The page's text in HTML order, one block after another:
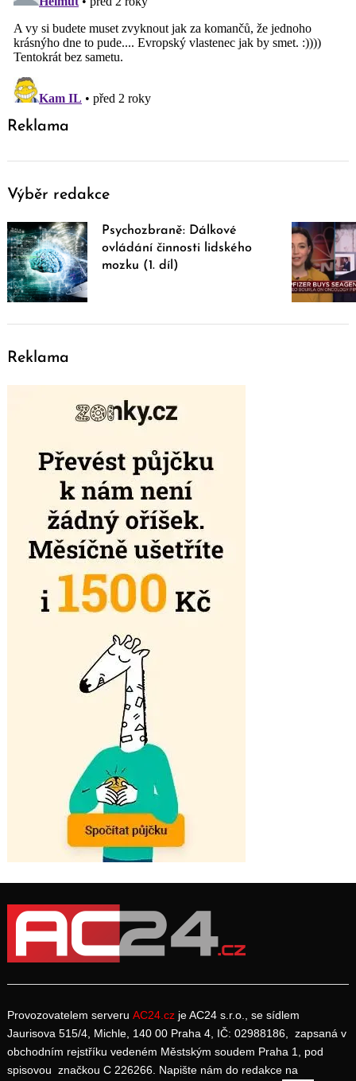
Reklama
Výběr redakce
Psychozbraně: Dálkové
ovládání činnosti lidského
mozku (1. díl)
Reklama
Provozovatelem serveru AC24.cz je AC24 s.r.o., se sídlem
Jaurisova 515/4, Michle, 140 00 Praha 4, IČ: 02988186, zapsaná v
obchodním rejstříku vedeném Městským soudem Praha 1, pod
spisovou značkou C 226266. Napište nám do redakce na